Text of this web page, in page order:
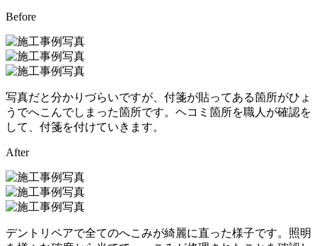
Before
写真だと分かりづらいですが、付箋が貼ってある箇所がひょ
うでへこんでしまった箇所です。ヘコミ箇所を職人が確認を
して、付箋を付けていきます。
After
デントリペアで全てのへこみが綺麗に直った様子です。照明